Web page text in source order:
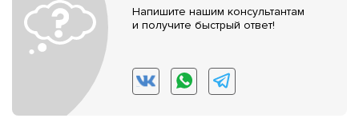
Напишите нашим консультантам
и получите быстрый ответ!